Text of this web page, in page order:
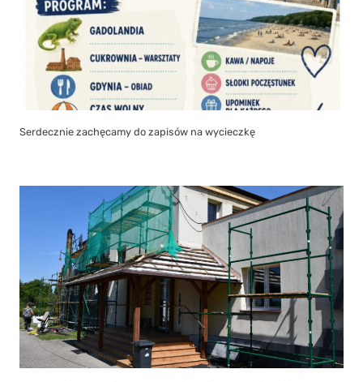
Serdecznie zachęcamy do zapisów na wycieczkę